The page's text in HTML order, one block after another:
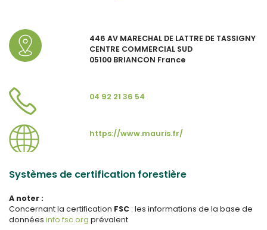
446 AV MARECHAL DE LATTRE DE TASSIGNY
CENTRE COMMERCIAL SUD
05100 BRIANCON France
04 92 21 36 54
https://www.mauris.fr/
Systèmes de certification forestière
A noter :
Concernant la certification FSC : les informations de la base de
données info.fsc.org prévalent